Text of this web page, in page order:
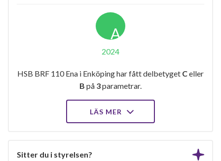
A
2024
HSB BRF 110 Ena i Enköping har fått delbetyget Celler
B på 3parametrar.
LÄS MER
Sitter du i styrelsen?